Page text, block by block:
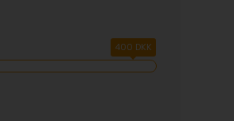
400 DKK